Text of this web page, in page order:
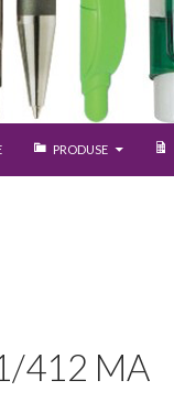
PRODUSE
412 MA